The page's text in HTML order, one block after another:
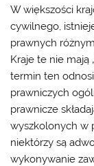
W większości
cywilnego,
prawnych
Kraje te nie mają
termin ten
prawniczych
prawnicze
wyszkolonych w
niektórzy są
wykonywanie